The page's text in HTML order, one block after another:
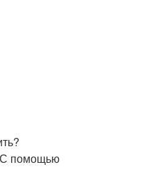
С помощью